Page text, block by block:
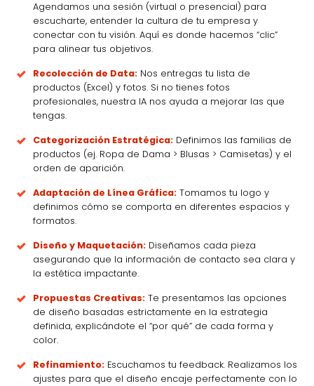
Agendamos una sesión (virtual o presencial) para
escucharte, entender la cultura de tu empresa y
conectar con tu visión. Aquí es donde hacemos “clic”
para alinear tus objetivos.
Recolección de Data:Nos entregas tu lista de
productos (Excel) y fotos. Si no tienes fotos
profesionales, nuestra IA nos ayuda a mejorar las que
tengas.
Categorización Estratégica:Definimos las familias de
productos (ej. Ropa de Dama > Blusas > Camisetas) y el
orden de aparición.
Adaptación de Línea Gráfica:Tomamos tu logo y
definimos cómo se comporta en diferentes espacios y
formatos.
Diseño y Maquetación:Diseñamos cada pieza
asegurando que la información de contacto sea clara y
la estética impactante.
Propuestas Creativas:Te presentamos las opciones
de diseño basadas estrictamente en la estrategia
definida, explicándote el “por qué” de cada forma y
color.
Refinamiento:Escuchamos tu feedback. Realizamos los
ajustes para que el diseño encaje perfectamente con lo